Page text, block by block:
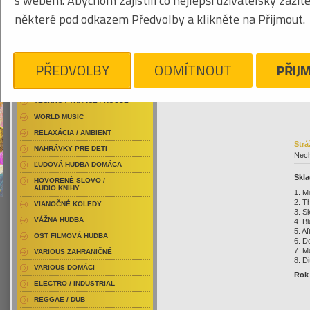
1.
2.
3.
4.
5.
6.
7.
8.
RAP / HIP HOP DOMÁCI
RAP / HIP HOP ZAHRANIČNÝ
DVD / HUDBA
PUNK / HARDCORE
TECHNO / TRANCE / HOUSE
WORLD MUSIC
RELAXÁCIA / AMBIENT
NAHRÁVKY PRE DETI
ĽUDOVÁ HUDBA DOMÁCA
HOVORENÉ SLOVO /
AUDIO KNIHY
VIANOČNÉ KOLEDY
VÁŽNA HUDBA
OST FILMOVÁ HUDBA
VARIOUS ZAHRANIČNÉ
VARIOUS DOMÁCI
ELECTRO / INDUSTRIAL
REGGAE / DUB
některé pod odkazem Předvolby a klikněte na Přijmout.
PŘEDVOLBY ODMÍTNOUT